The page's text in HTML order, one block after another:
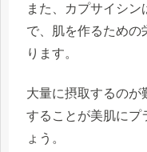
また、カプサイシ
で、肌を作るための
ります。
大量に摂取するのが
することが美肌にプ
ょう。